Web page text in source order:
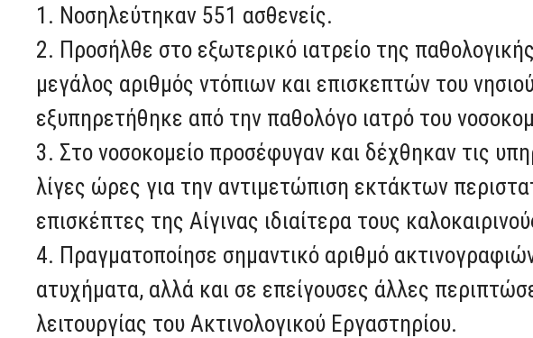
1. Νοσηλεύτηκαν 551 ασθενείς.
2. Προσήλθε στο εξωτερικό ιατρείο της
μεγάλος αριθμός ντόπιων και επισκεπτών του
εξυπηρετήθηκε από την παθολόγο ιατρό του
3. Στο νοσοκομείο προσέφυγαν και δέχθηκαν τις
λίγες ώρες για την αντιμετώπιση εκτάκτων
επισκέπτες της Αίγινας ιδιαίτερα τους
4. Πραγματοποίησε σημαντικό αριθμό
ατυχήματα, αλλά και σε επείγουσες άλλες
λειτουργίας του Ακτινολογικού Εργαστηρίου.